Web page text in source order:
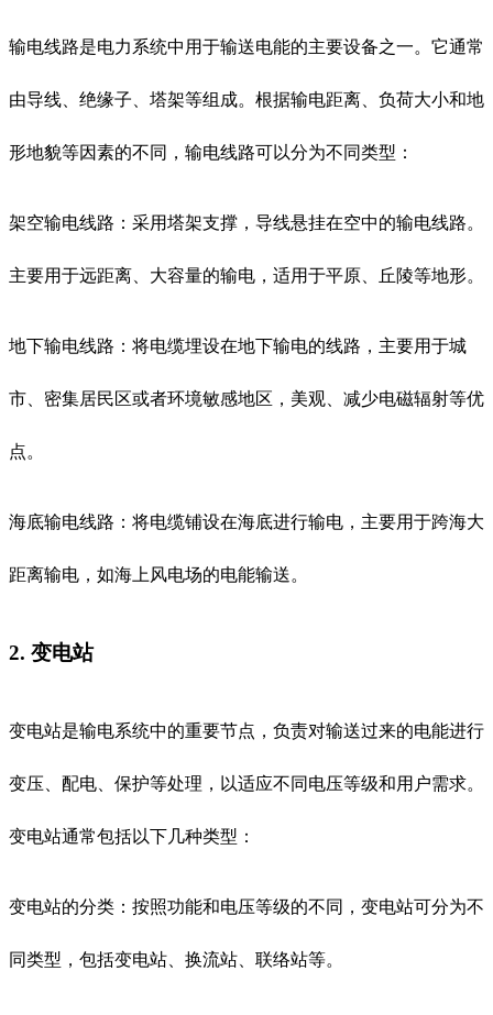
输电线路是电力系统中用于输送电能的主要设备之一。它通常
由导线、绝缘子、塔架等组成。根据输电距离、负荷大小和地
形地貌等因素的不同，输电线路可以分为不同类型：
架空输电线路：采用塔架支撑，导线悬挂在空中的输电线路。
主要用于远距离、大容量的输电，适用于平原、丘陵等地形。
地下输电线路：将电缆埋设在地下输电的线路，主要用于城
市、密集居民区或者环境敏感地区，美观、减少电磁辐射等优
点。
海底输电线路：将电缆铺设在海底进行输电，主要用于跨海大
距离输电，如海上风电场的电能输送。
2. 变电站
变电站是输电系统中的重要节点，负责对输送过来的电能进行
变压、配电、保护等处理，以适应不同电压等级和用户需求。
变电站通常包括以下几种类型：
变电站的分类：按照功能和电压等级的不同，变电站可分为不
同类型，包括变电站、换流站、联络站等。